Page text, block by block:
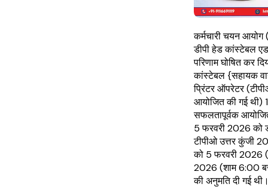
कर्मचारी चयन आयोग
डीपी हेड कांस्टेबल
परिणाम घोषित कर
कांस्टेबल {सहायक
प्रिंटर ऑपरेटर
आयोजित की गई
सफलतापूर्वक
5 फरवरी 2026 को
टीपीओ उत्तर कुंजी
को 5 फरवरी 2026
2026 (शाम 6:00
की अनुमति दी गई